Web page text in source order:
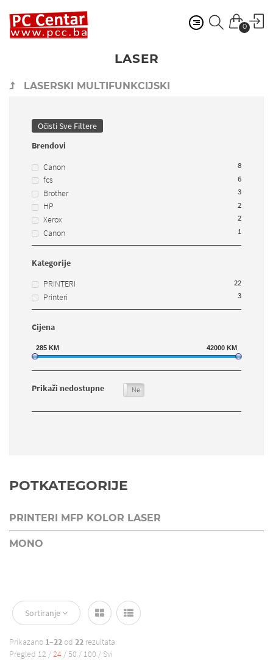
0
LASER
LASERSKI MULTIFUNKCIJSKI
Očisti Sve Filtere
Brendovi
Canon
8
fcs 6
Brother 3
HP 2
Xerox 2
Canon 1
Kategorije
PRINTERI
22
Printeri 3
Cijena
285 KM 42000 KM
Prikaži nedostupne Ne
POTKATEGORIJE
PRINTERI MFP KOLOR LASER
MONO
Sortiranje
Prikazano 1–22 od 22 rezultata
Pregled 12 /24 /50 / 100 / Svi